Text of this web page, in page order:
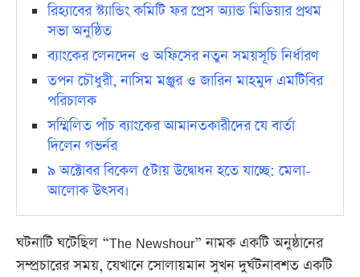
রিহ্যাবের স্ট্যান্ডিং কমিটি ফর প্রেস অ্যান্ড মিডিয়ার প্রথম
সভা অনুষ্ঠিত
ব্যাংকের লেনদেন ও অফিসের নতুন সময়সূচি নির্ধারণ
তপন চৌধুরী, নাসিম মঞ্জুর ও জারিন মাহমুদ এমটিবির
পরিচালক
সম্মিলিত পাঁচ ব্যাংকের আমানতকারীদের যে বার্তা
দিলেন গভর্নর
৯ অক্টোবর বিকেল ৫টায় উদ্বোধন হতে যাচ্ছে: মেলা-
আলোক উৎসব।
ঘটনাটি ঘটেছিল “The Newshour” নামক একটি অনুষ্ঠানের
সম্প্রচারের সময়, যেখানে সোলায়মান সুখন দুর্ঘটনাবশত একটি